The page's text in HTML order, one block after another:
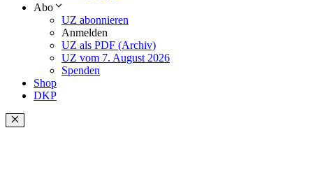
Abo
UZ abonnieren
Anmelden
UZ als PDF (Archiv)
UZ vom 7. August 2026
Spenden
Shop
DKP
Schließen